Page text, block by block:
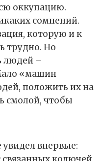
оккупацию.
сомнений.
которую и к
трудно. Но
людей –
«машин
положить их на
смолой, чтобы
впервые: